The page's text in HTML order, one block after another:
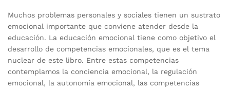
Muchos problemas personales y sociales tienen un sustrato
emocional importante que conviene atender desde la
educación. La educación emocional tiene como objetivo el
desarrollo de competencias emocionales, que es el tema
nuclear de este libro. Entre estas competencias
contemplamos la conciencia emocional, la regulación
emocional, la autonomía emocional, las competencias